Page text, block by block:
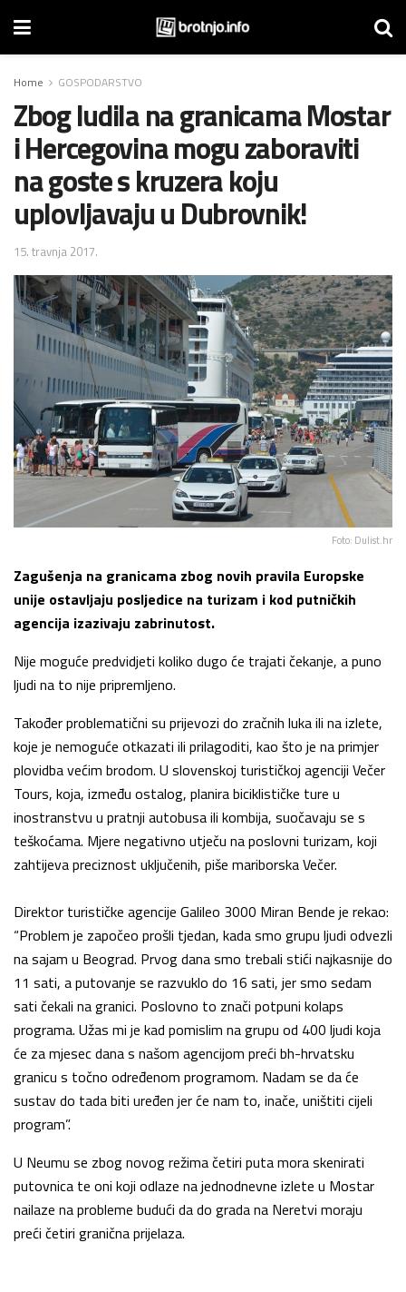
Home GOSPODARSTVO
Zbog ludila na granicama Mostar
i Hercegovina mogu zaboraviti
na goste s kruzera koju
uplovljavaju u Dubrovnik!
15. travnja 2017.
Foto: Dulist.hr
Zagušenja na granicama zbog novih pravila Europske
unije ostavljaju posljedice na turizam i kod putničkih
agencija izazivaju zabrinutost.
Nije moguće predvidjeti koliko dugo će trajati čekanje, a puno
ljudi na to nije pripremljeno.
Također problematični su prijevozi do zračnih luka ili na izlete,
koje je nemoguće otkazati ili prilagoditi, kao što je na primjer
plovidba većim brodom. U slovenskoj turističkoj agenciji Večer
Tours, koja, između ostalog, planira biciklističke ture u
inostranstvu u pratnji autobusa ili kombija, suočavaju se s
teškoćama. Mjere negativno utječu na poslovni turizam, koji
zahtijeva preciznost uključenih, piše mariborska Večer.
Direktor turističke agencije Galileo 3000 Miran Bende je rekao:
“Problem je započeo prošli tjedan, kada smo grupu ljudi odvezli
na sajam u Beograd. Prvog dana smo trebali stići najkasnije do
11 sati, a putovanje se razvuklo do 16 sati, jer smo sedam
sati čekali na granici. Poslovno to znači potpuni kolaps
programa. Užas mi je kad pomislim na grupu od 400 ljudi koja
će za mjesec dana s našom agencijom preći bh-hrvatsku
granicu s točno određenom programom. Nadam se da će
sustav do tada biti uređen jer će nam to, inače, uništiti cijeli
program”.
U Neumu se zbog novog režima četiri puta mora skenirati
putovnica te oni koji odlaze na jednodnevne izlete u Mostar
nailaze na probleme budući da do grada na Neretvi moraju
preći četiri granična prijelaza.